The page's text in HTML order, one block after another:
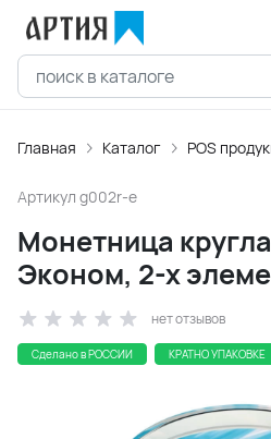
Главная Каталог POS
Артикул g002r-e
Монетница
Эконом, 2-х
нет отзывов
Сделано в РОССИИ КРАТНО УПАКОВКЕ